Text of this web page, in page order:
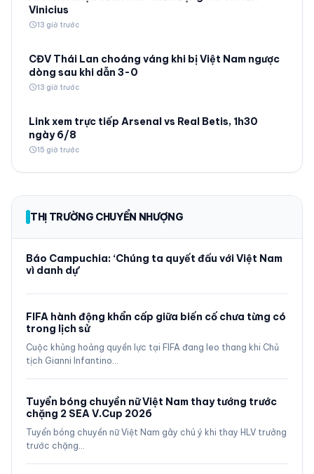
Vinicius
schedule13 giờ trước
CĐV Thái Lan choáng váng khi bị Việt Nam ngược
dòng sau khi dẫn 3-0
schedule13 giờ trước
Link xem trực tiếp Arsenal vs Real Betis, 1h30
ngày 6/8
schedule15 giờ trước
THỊ TRƯỜNG CHUYỂN NHƯỢNG
Báo Campuchia: ‘Chúng ta quyết đấu với Việt Nam
vì danh dự’
FIFA hành động khẩn cấp giữa biến cố chưa từng có
trong lịch sử
Cuộc khủng hoảng quyền lực tại FIFA đang leo thang khi Chủ
tịch Gianni Infantino…
Tuyển bóng chuyền nữ Việt Nam thay tướng trước
chặng 2 SEA V.Cup 2026
Tuyển bóng chuyền nữ Việt Nam gây chú ý khi thay HLV trưởng
trước chặng…